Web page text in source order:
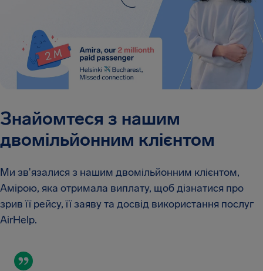
Знайомтеся з нашим
двомільйонним клієнтом
Ми зв'язалися з нашим двомільйонним клієнтом,
Амірою, яка отримала виплату, щоб дізнатися про
зрив її рейсу, її заяву та досвід використання послуг
AirHelp.